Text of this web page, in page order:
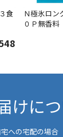
食
Ｎ極氷ロン
０Ｐ無香料
けに
への宅配の場合